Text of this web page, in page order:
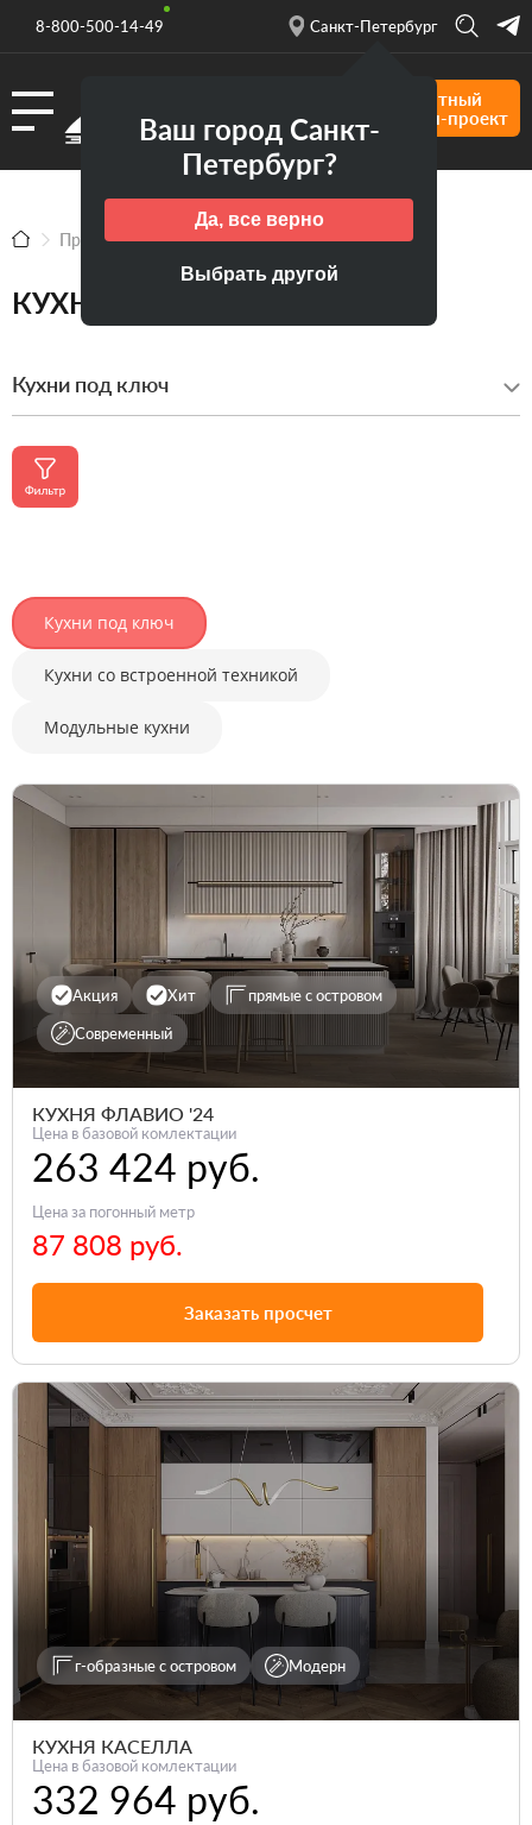
8-800-500-14-49 Санкт-Петербург
Ваш город Санкт-
Петербург?
Да, все верно
Выбрать другой
Бесплатный
дизайн-проект
Продукция Кухни Кухни под ключ
КУХНИ ПОД КЛЮЧ
Кухни под ключ
кухни
Материал
Статус
Цена
продаж
Кухни под ключ
Кухни со встроенной техникой
Модульные кухни
Акция Хит
прямые с островом
Современный
КУХНЯ ФЛАВИО '24
Цена в базовой комлектации
263 424 руб.
Цена за погонный метр
87 808 руб.
Заказать просчет
г-образные с островом Модерн
КУХНЯ КАСЕЛЛА
Цена в базовой комлектации
332 964 руб.